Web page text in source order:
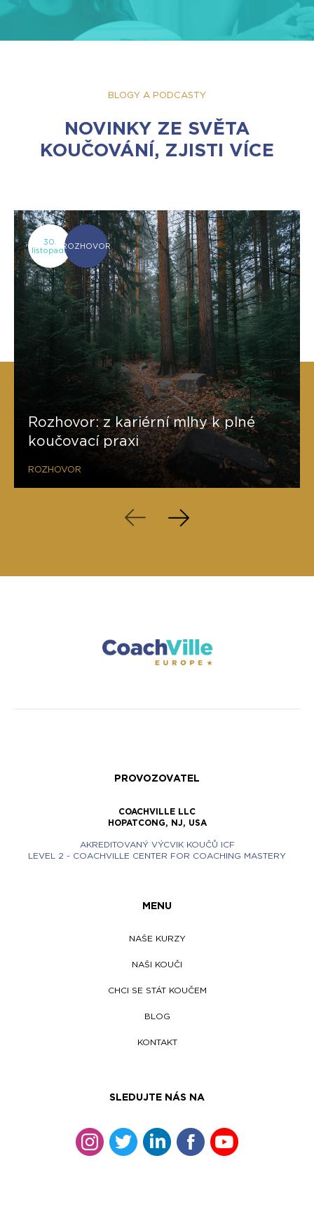
BLOGY A PODCASTY
NOVINKY ZE SVĚTA
KOUČOVÁNÍ, ZJISTI VÍCE
30.
listopaduROZHOVOR
Rozhovor: z kariérní mlhy k plné
koučovací praxi
ROZHOVOR
PROVOZOVATEL
COACHVILLE LLC
HOPATCONG, NJ, USA
AKREDITOVANÝ VÝCVIK KOUČŮ ICF
LEVEL 2 - COACHVILLE CENTER FOR COACHING MASTERY
MENU
NAŠE KURZY
NAŠI KOUČI
CHCI SE STÁT KOUČEM
BLOG
KONTAKT
SLEDUJTE NÁS NA